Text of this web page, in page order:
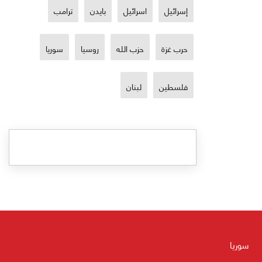
إسرائيل اسرائيل بايدن ترامب
حرب غزة حزب الله روسيا سوريا
فلسطين لبنان
سوريا